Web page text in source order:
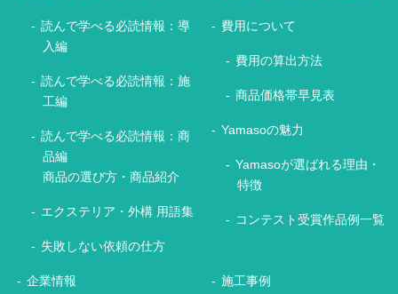
読んで学べる必読情報：導
入編
読んで学べる必読情報：施
工編
読んで学べる必読情報：商
品編
商品の選び方・商品紹介
エクステリア・外構 用語集
失敗しない依頼の仕方
費用について
費用の算出方法
商品価格帯早見表
Yamasoの魅力
Yamasoが選ばれる理由・
特徴
コンテスト受賞作品例一覧
企業情報 施工事例